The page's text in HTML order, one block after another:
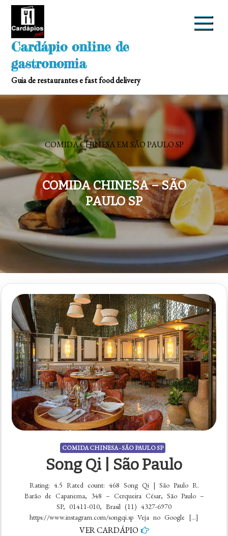
Skip
Cardápio online de
gastronomia
Guia de restaurantes e fast food delivery
COMIDA CHINESA EM SÃO PAULO SP
COMIDA CHINESA – SÃO
PAULO SP
COMIDA CHINESA - SÃO PAULO SP
Song Qi | São Paulo
Rating: 4.5 Rated count: 468 Song Qi | São Paulo R.
Barão de Capanema, 348 – Cerqueira César, São Paulo –
SP, 01411-010, Brasil (11) 4327-6970
https://www.instagram.com/songqi.sp Veja no Google […]
VER CARDÁPIO